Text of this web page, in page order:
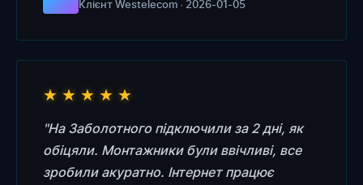
Клієнт Westelecom · 2026-01-05
★ ★ ★ ★ ★
"На Заболотного підключили за 2 дні, як
обіцяли. Монтажники були ввічливі, все
зробили акуратно. Інтернет працює